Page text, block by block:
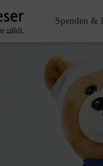
Spenden &